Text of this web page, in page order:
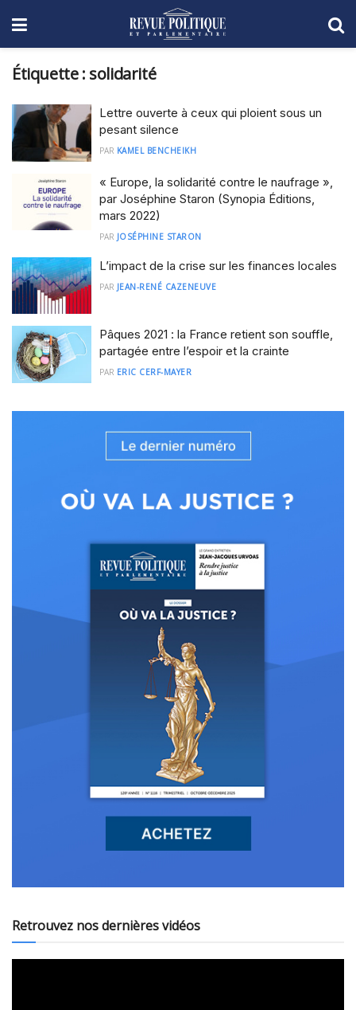
Étiquette : solidarité
Lettre ouverte à ceux qui ploient sous un
pesant silence
PAR KAMEL BENCHEIKH
« Europe, la solidarité contre le naufrage »,
par Joséphine Staron (Synopia Éditions,
mars 2022)
PAR JOSÉPHINE STARON
L’impact de la crise sur les finances locales
PAR JEAN-RENÉ CAZENEUVE
Pâques 2021 : la France retient son souffle,
partagée entre l’espoir et la crainte
PAR ERIC CERF-MAYER
Retrouvez nos dernières vidéos